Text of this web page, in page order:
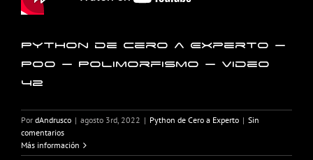
Python de Cero a Experto –
POO – Polimorfismo – Video
42
Por dAndrusco | agosto 3rd, 2022 | Python de Cero a Experto | Sin
comentarios
Más información